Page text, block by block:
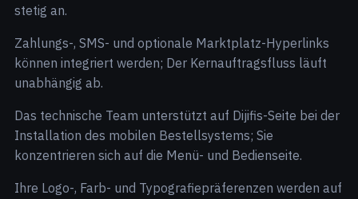
stetig an.
Zahlungs-, SMS- und optionale Marktplatz-Hyperlinks
können integriert werden; Der Kernauftragsfluss läuft
unabhängig ab.
Das technische Team unterstützt auf Dijifis-Seite bei der
Installation des mobilen Bestellsystems; Sie
konzentrieren sich auf die Menü- und Bedienseite.
Ihre Logo-, Farb- und Typografiepräferenzen werden auf